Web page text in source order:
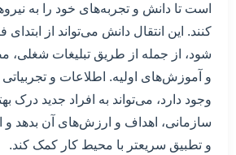
است تا دانش و تجربه‌های خود را به
کنند. این انتقال دانش می‌تواند از ابتدای
شود، از جمله از طریق تبلیغات شغلی،
و آموزش‌های اولیه. اطلاعات و
وجود دارد، می‌تواند به افراد جدید درک
سازمانی، اهداف و ارزش‌های آن بدهد و
و تطبیق سریعتر با محیط کار کمک کند.